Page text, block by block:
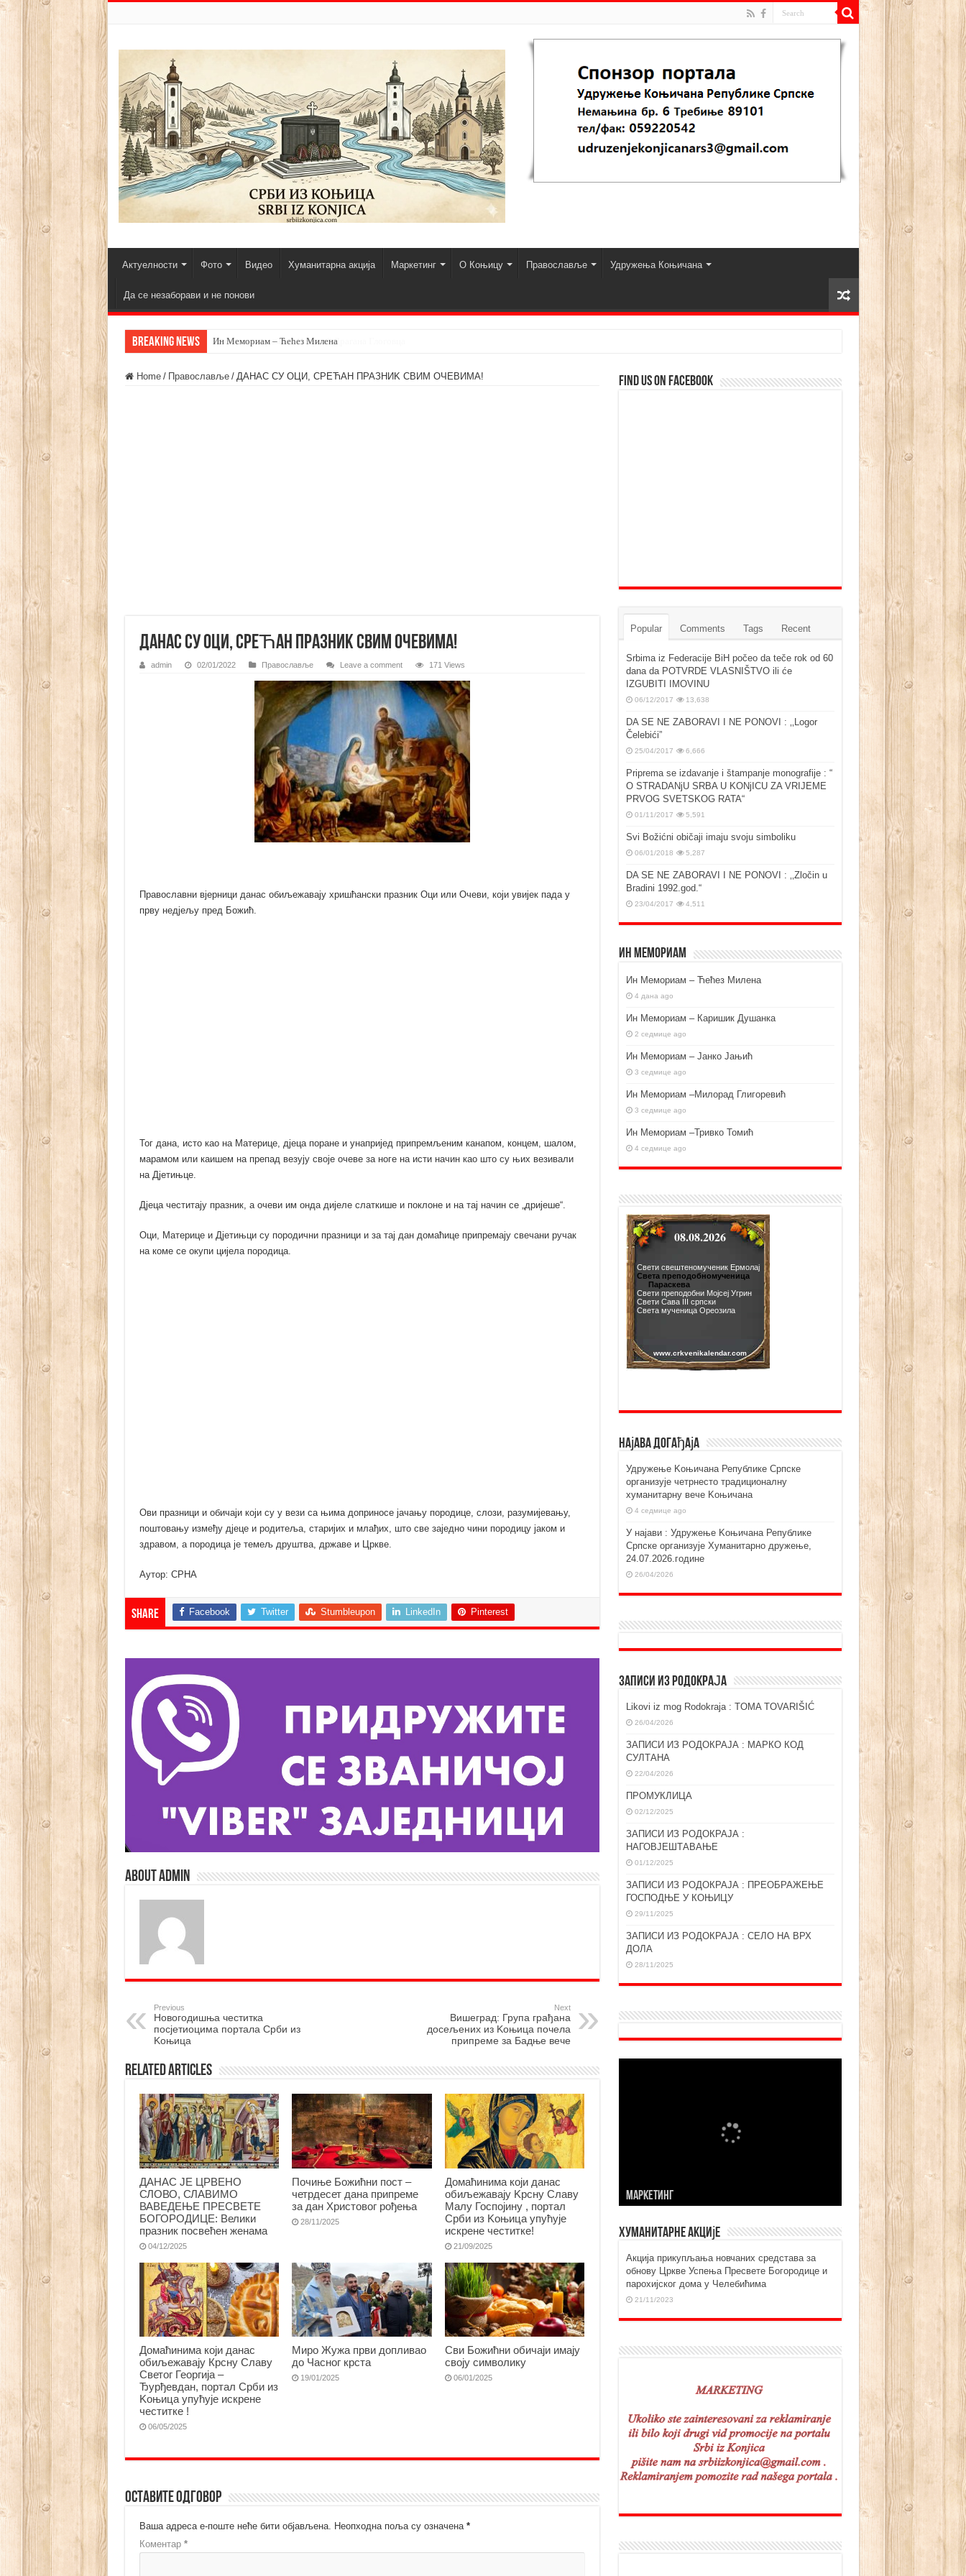
Актуелности Фото Видео Хуманитарна акција Маркетинг О Коњицу Православље Удружења Коњичана
Да се незаборави и не понови
Breaking News Ин Мемориам – Ћећез Милена
Home / Православље / ДАНАС СУ ОЦИ, СРЕЋАН ПРАЗНИK СВИМ ОЧЕВИМА!
ДАНАС СУ ОЦИ, СРЕЋАН ПРАЗНИK СВИМ ОЧЕВИМА!
admin 02/01/2022 Православље Leave a comment 171 Views
Православни вјерници данас обиљежавају хришћански празник Оци или Очеви, који увијек пада у
прву недјељу пред Божић.
Тог дана, исто као на Материце, дјеца поране и унапријед припремљеним канапом, концем, шалом,
марамом или каишем на препад везују своје очеве за ноге на исти начин као што су њих везивали
на Дјетињце.
Дјеца честитају празник, а очеви им онда дијеле слаткише и поклоне и на тај начин се „дријеше“.
Оци, Материце и Дјетињци су породични празници и за тај дан домаћице припремају свечани ручак
на коме се окупи цијела породица.
Ови празници и обичаји који су у вези са њима доприносе јачању породице, слози, разумијевању,
поштовању између дјеце и родитеља, старијих и млађих, што све заједно чини породицу јаком и
здравом, а породица је темељ друштва, државе и Цркве.
Аутор: СРНА
Share Facebook Twitter Stumbleupon LinkedIn Pinterest
About admin
Previous
Новогодишња честитка
посјетиоцима портала Срби из
Kоњица
Next
Вишеград: Група грађана
досељених из Kоњица почела
припреме за Бадње вече
Related Articles
ДАНАС ЈЕ ЦРВЕНО
СЛОВО, СЛАВИМО
ВАВЕДЕЊЕ ПРЕСВЕТЕ
БОГОРОДИЦЕ: Велики
празник посвећен женама
04/12/2025
Почиње Божићни пост –
четрдесет дана припреме
за дан Христовог рођења
28/11/2025
Домаћинима који данас
обиљежавају Kрсну Славу
Малу Госпојину , портал
Срби из Kоњица упућује
искрене честитке!
21/09/2025
Домаћинима који данас
обиљежавају Крсну Славу
Светог Георгија –
Ђурђевдан, портал Срби из
Kоњица упућује искрене
честитке !
06/05/2025
Миро Жужа први допливао
до Часног крста
19/01/2025
Сви Божићни обичаји имају
своју символику
06/01/2025
Оставите одговор
Ваша адреса е-поште неће бити објављена. Неопходна поља су означена *
Коментар *
Find us on Facebook
Popular Comments Tags Recent
Srbima iz Federacije BiH počeo da teče rok od 60
dana da POTVRDE VLASNIŠTVO ili će
IZGUBITI IMOVINU
06/12/2017 13,638
DA SE NE ZABORAVI I NE PONOVI : ‚‚Logor
Čelebići”
25/04/2017 6,666
Priprema se izdavanje i štampanje monografije : “
O STRADANjU SRBA U KONjICU ZA VRIJEME
PRVOG SVETSKOG RATA“
01/11/2017 5,591
Svi Božićni običaji imaju svoju simboliku
06/01/2018 5,287
DA SE NE ZABORAVI I NE PONOVI : ‚‚Zločin u
Bradini 1992.god.“
23/04/2017 4,511
Ин Мемориам
Ин Мемориам – Ћећез Милена
4 дана ago
Ин Мемориам – Каришик Душанка
2 седмице ago
Ин Мемориам – Јанко Јањић
3 седмице ago
Ин Мемориам –Милорад Глигоревић
3 седмице ago
Ин Мемориам –Тривко Томић
4 седмице ago
Најава догађаја
Удружење Kоњичана Републике Српске
организује четрнесто традиционалну
хуманитарну вече Kоњичана
4 седмице ago
У најави : Удружење Kоњичана Републике
Српске организује Хуманитарно дружење,
24.07.2026.године
26/04/2026
ЗАПИСИ ИЗ РОДОКРАЈА
Likovi iz mog Rodokraja : TOMA TOVARIŠIĆ
26/04/2026
ЗАПИСИ ИЗ РОДОКРАЈА : МАРКО КОД
СУЛТАНА
22/04/2026
ПРОМУКЛИЦА
02/12/2025
ЗАПИСИ ИЗ РОДОКРАЈА :
НАГОВЈЕШТАВАЊЕ
01/12/2025
ЗАПИСИ ИЗ РОДОКРАЈА : ПРЕОБРАЖЕЊЕ
ГОСПОДЊЕ У КОЊИЦУ
29/11/2025
ЗАПИСИ ИЗ РОДОКРАЈА : СЕЛО НА ВРХ
ДОЛА
28/11/2025
МАРKЕТИНГ
Хуманитарне акције
Aкција прикупљања новчаних средстава за
обнову Цркве Успења Пресвете Богородице и
парохијског дома у Челебићима
21/11/2023